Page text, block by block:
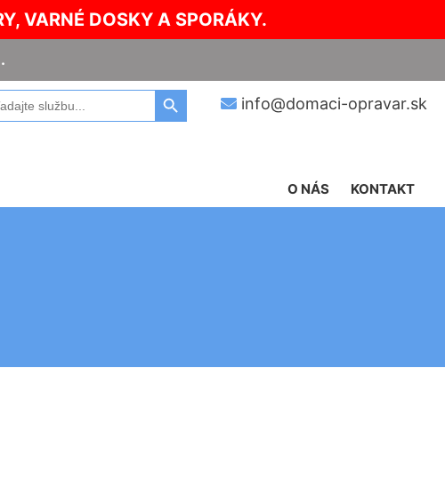
VARNÉ DOSKY A SPORÁKY.
.
info@domaci-opravar.sk
Search Button
KONTAKT
O NÁS